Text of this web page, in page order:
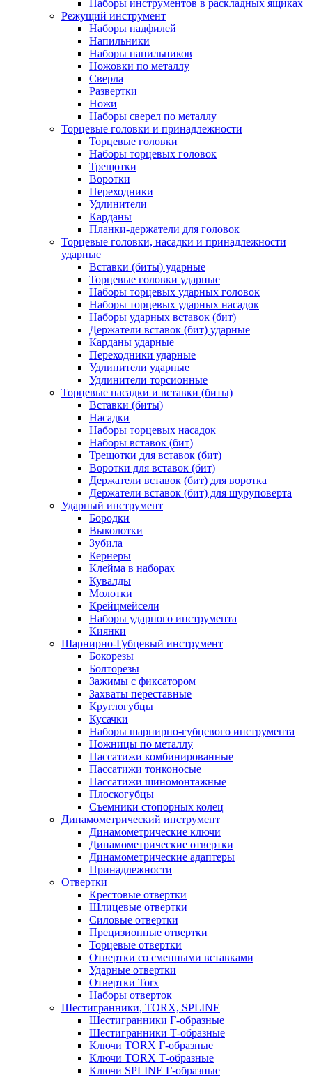
Наборы инструментов в раскладных ящиках
Режущий инструмент
Наборы надфилей
Напильники
Наборы напильников
Ножовки по металлу
Сверла
Развертки
Ножи
Наборы сверел по металлу
Торцевые головки и принадлежности
Торцевые головки
Наборы торцевых головок
Трещотки
Воротки
Переходники
Удлинители
Карданы
Планки-держатели для головок
Торцевые головки, насадки и принадлежности
ударные
Вставки (биты) ударные
Торцевые головки ударные
Наборы торцевых ударных головок
Наборы торцевых ударных насадок
Наборы ударных вставок (бит)
Держатели вставок (бит) ударные
Карданы ударные
Переходники ударные
Удлинители ударные
Удлинители торсионные
Торцевые насадки и вставки (биты)
Вставки (биты)
Насадки
Наборы торцевых насадок
Наборы вставок (бит)
Трещотки для вставок (бит)
Воротки для вставок (бит)
Держатели вставок (бит) для воротка
Держатели вставок (бит) для шуруповерта
Ударный инструмент
Бородки
Выколотки
Зубила
Кернеры
Клейма в наборах
Кувалды
Молотки
Крейцмейсели
Наборы ударного инструмента
Киянки
Шарнирно-Губцевый инструмент
Бокорезы
Болторезы
Зажимы с фиксатором
Захваты переставные
Круглогубцы
Кусачки
Наборы шарнирно-губцевого инструмента
Ножницы по металлу
Пассатижи комбинированные
Пассатижи тонконосые
Пассатижи шиномонтажные
Плоскогубцы
Съемники стопорных колец
Динамометрический инструмент
Динамометрические ключи
Динамометрические отвертки
Динамометрические адаптеры
Принадлежности
Отвертки
Крестовые отвертки
Шлицевые отвертки
Силовые отвертки
Прецизионные отвертки
Торцевые отвертки
Отвертки со сменными вставками
Ударные отвертки
Отвертки Torx
Наборы отверток
Шестигранники, TORX, SPLINE
Шестигранники Г-образные
Шестигранники Т-образные
Ключи TORX Г-образные
Ключи TORX Т-образные
Ключи SPLINE Г-образные